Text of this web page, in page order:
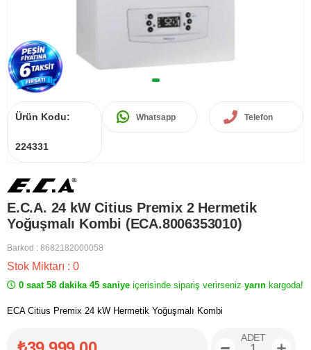
Ürün Kodu:
224331
Whatsapp Telefon
E.C.A. 24 kW Citius Premix 2 Hermetik
Yoğuşmalı Kombi (ECA.8006353010)
Barkod : 8682182000058
Stok Miktarı : 0
0 saat 58 dakika 45 saniye içerisinde sipariş verirseniz yarın kargoda!
ECA Citius Premix 24 kW Hermetik Yoğuşmalı Kombi
ADET